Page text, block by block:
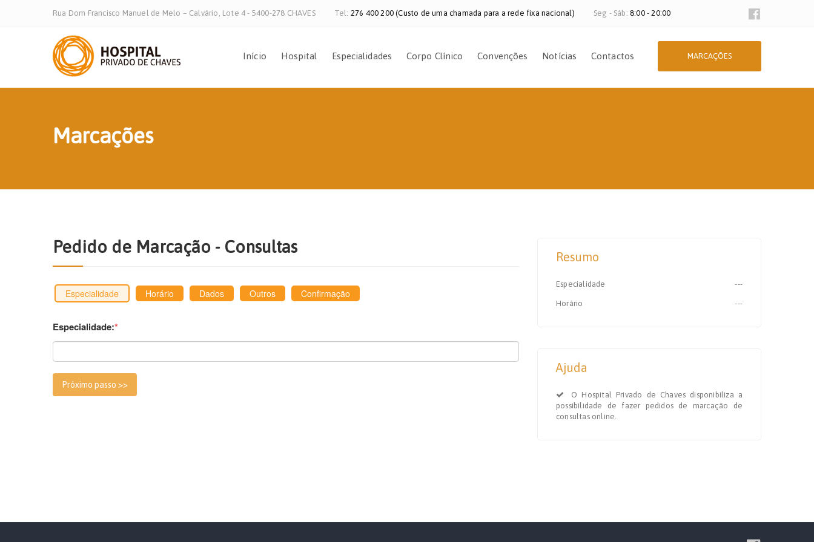
Rua Dom Francisco Manuel de Melo – Calvário, Lote 4 - 5400-278 CHAVES Tel: 276 400 200 (Custo de uma chamada para a rede fixa nacional) Seg - Sáb:8:00 - 20:00
Início Hospital Especialidades Corpo Clínico Convenções Notícias Contactos MARCAÇÕES
Marcações
Pedido de Marcação - Consultas
Especialidade Horário Dados Outros Confirmação
Especialidade:*
Resumo
Especialidade ---
Horário ---
Ajuda
O Hospital Privado de Chaves disponibiliza a
possibilidade de fazer pedidos de marcação de
consultas online.